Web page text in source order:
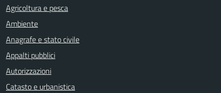
Agricoltura e pesca
Ambiente
Anagrafe e stato civile
Appalti pubblici
Autorizzazioni
Catasto e urbanistica